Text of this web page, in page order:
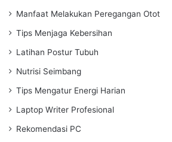
Manfaat Melakukan Peregangan Otot
Tips Menjaga Kebersihan
Latihan Postur Tubuh
Nutrisi Seimbang
Tips Mengatur Energi Harian
Laptop Writer Profesional
Rekomendasi PC